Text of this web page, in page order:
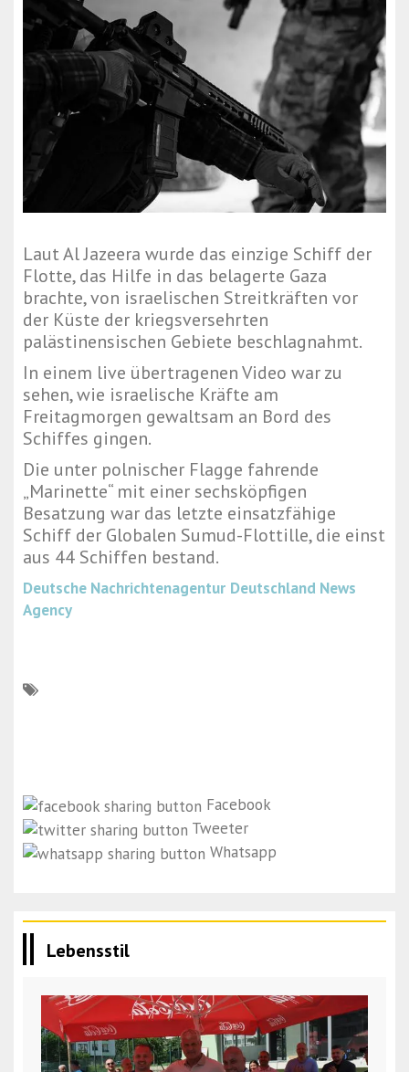
Laut Al Jazeera wurde das einzige Schiff der
Flotte, das Hilfe in das belagerte Gaza
brachte, von israelischen Streitkräften vor
der Küste der kriegsversehrten
palästinensischen Gebiete beschlagnahmt.
In einem live übertragenen Video war zu
sehen, wie israelische Kräfte am
Freitagmorgen gewaltsam an Bord des
Schiffes gingen.
Die unter polnischer Flagge fahrende
„Marinette“ mit einer sechsköpfigen
Besatzung war das letzte einsatzfähige
Schiff der Globalen Sumud-Flottille, die einst
aus 44 Schiffen bestand.
Deutsche Nachrichtenagentur Deutschland News
Agency
Facebook
Tweeter
Whatsapp
Lebensstil